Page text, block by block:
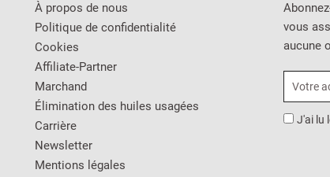
À propos de nous
Politique de confidentialité
Cookies
Affiliate-Partner
Marchand
Élimination des huiles usagées
Carrière
Newsletter
Mentions légales
vous
aucune
J'ai lu